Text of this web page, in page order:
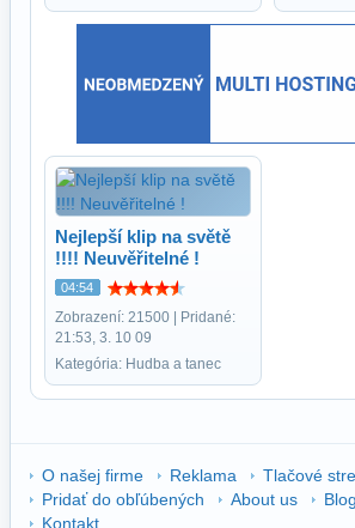
Nejlepší klip na světě
!!!! Neuvěřitelné !
04:54
Zobrazení: 21500 | Pridané:
21:53, 3. 10 09
Kategória: Hudba a tanec
O našej firme Reklama Tlačové
Pridať do obľúbených
About us Blog
Kontakt